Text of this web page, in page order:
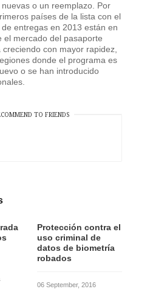
o un reemplazo. Por
países de la lista con el
entregas en 2013 están en
el mercado del pasaporte
con mayor rapidez,
donde el programa es
o se han introducido
TO FRIENDS
Protección contra el
uso criminal de
datos de biometría
robados
06 September, 2016